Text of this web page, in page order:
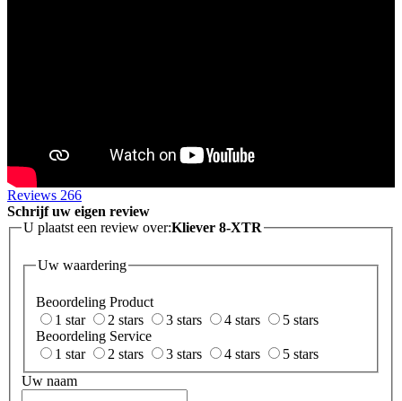
Reviews 266
Schrijf uw eigen review
U plaatst een review over:Kliever 8-XTR
Uw waardering
Beoordeling Product
1 star
2 stars 3 stars 4 stars
5 stars
Beoordeling Service
1 star
2 stars 3 stars 4 stars
5 stars
Uw naam